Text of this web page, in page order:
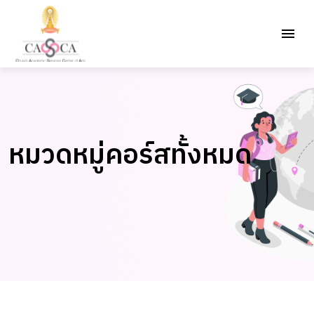
หมวดหมู่คอร์สทั้งหมด